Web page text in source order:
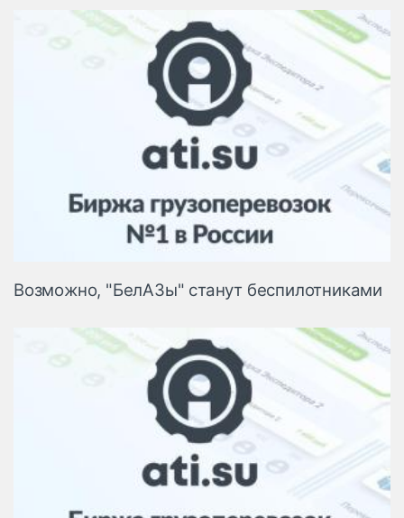
Возможно, "БелАЗы" станут беспилотниками